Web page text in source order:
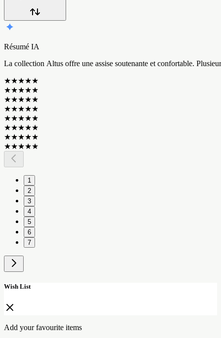
Résumé IA
La collection Altus offre une assise soutenante et confortable. Plusieur
★★★★★
★★★★★
★★★★★
★★★★★
★★★★★
★★★★★
★★★★★
★★★★★
1
2
3
4
5
6
7
Wish List
Add your favourite items